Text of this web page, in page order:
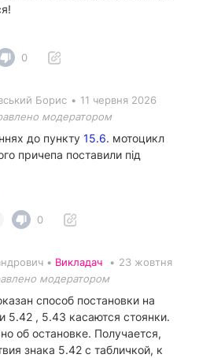
0
Борис • 11 червня 2026
модератором
до пункту 15.6. мотоцикл
причепа поставили під
0
• Викладач • 23 жовтня
модератором
способ постановки на
5.42 , 5.43 касаются стоянки.
об остановке. Получается,
знака 5.42 с табличкой, к